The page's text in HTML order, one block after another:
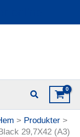
Produkter
29,7X42 (A3)